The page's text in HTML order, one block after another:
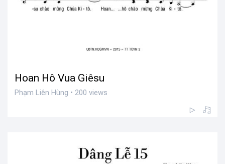
Hoan Hô Vua Giêsu
Phạm Liên Hùng • 200 views